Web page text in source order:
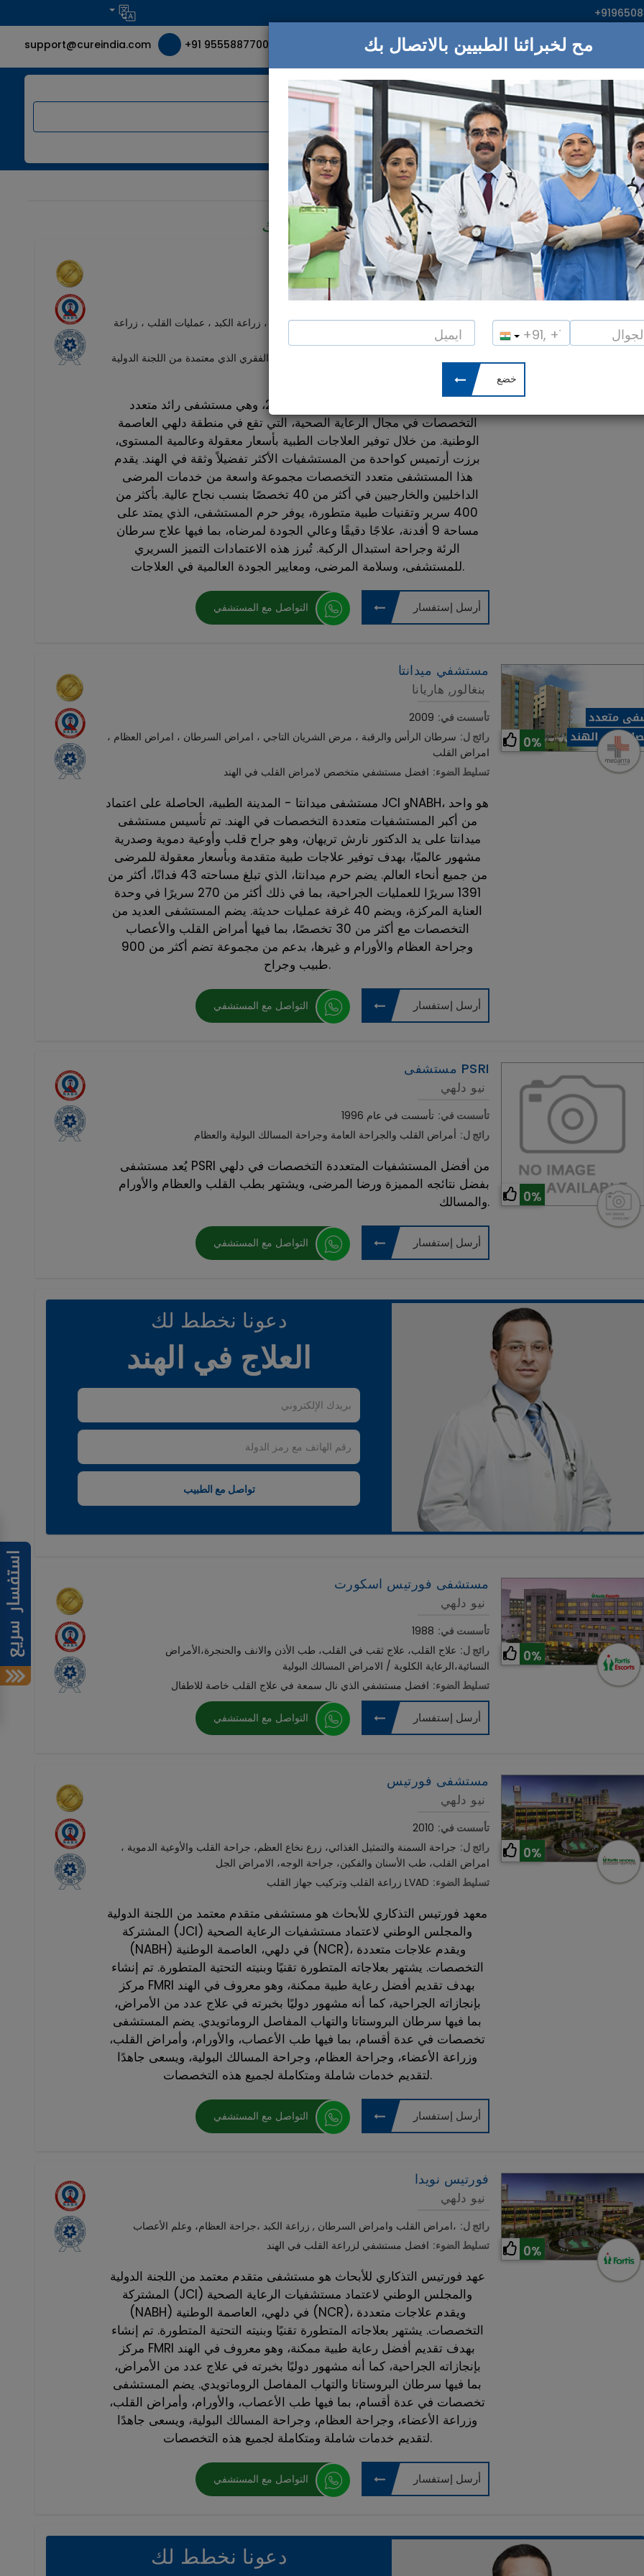
المستشفيات خدمات support@cureindia.com +91 9555887700
:اناابحث
نيو دلهي سيفاناندا يوغا فيدانتا
مبروك!29المستشفيات تلبية الاحتياجات الخاصة بك
0%
مستشفي ارتيمس
بنغالور, دهلي
تأسست في: 2007
رائج ل: جراحة التجميل ، علاج العظام ، علاج السرطن ، زراعة الكبد ، عمليات القلب ، زراعة
افضل مستشفي لعلاج العظام والعامود الفقري الذي معتمدة من اللجنة الدولية
المشتركة
تأسست مستشفيات أرتميس عام 2007، وهي مستشفى رائد متعدد
التخصصات في مجال الرعاية الصحية، التي تقع في منطقة دلهي العاصمة
الوطنية. من خلال توفير العلاجات الطبية بأسعار معقولة وعالمية المستوى،
برزت أرتميس كواحدة من المستشفيات الأكثر تفضيلاً وثقة في الهند. يقدم
هذا المستشفى متعدد التخصصات مجموعة واسعة من خدمات المرضى
الداخليين والخارجيين في أكثر من 40 تخصصًا بنسب نجاح عالية. بأكثر من
400 سرير وتقنيات طبية متطورة، يوفر حرم المستشفى، الذي يمتد على
مساحة 9 أفدنة، علاجًا دقيقًا وعالي الجودة لمرضاه، بما فيها علاج سرطان
الرئة وجراحة استبدال الركبة. تُبرز هذه الاعتمادات التميز السريري
للمستشفى، وسلامة المرضى، ومعايير الجودة العالمية في العلاجات.
التواصل مع المستشفي أرسل إستفسار
0%
مستشفي ميدانتا
بنغالور, هاريانا
تأسست في: 2009
رائج ل: سرطان الرأس والرقبة ، مرض الشريان التاجي ، امراض السرطان ، امراض العظام ،
امراض القلب
تسليط الضوء: افضل مستشفي متخصص لامراض القلب في الهند
مستشفى ميدانتا - المدينة الطبية، الحاصلة على اعتماد JCI وNABH، هو واحد
من أكبر المستشفيات متعددة التخصصات في الهند. تم تأسيس مستشفى
ميدانتا على يد الدكتور نارش تريهان، وهو جراح قلب وأوعية دموية وصدرية
مشهور عالميًا، بهدف توفير علاجات طبية متقدمة وبأسعار معقولة للمرضى
من جميع أنحاء العالم. يضم حرم ميدانتا، الذي تبلغ مساحته 43 فدانًا، أكثر من
1391 سريرًا للعمليات الجراحية، بما في ذلك أكثر من 270 سريرًا في وحدة
العناية المركزة، ويضم 40 غرفة عمليات حديثة. يضم المستشفى العديد من
التخصصات مع أكثر من 30 تخصصًا، بما فيها أمراض القلب والأعصاب
وجراحة العظام والأورام و غيرها، بدعم من مجموعة تضم أكثر من 900
طبيب وجراح.
التواصل مع المستشفي أرسل إستفسار
0%
مستشفى PSRI
نيو دلهي
تأسست في: تأسست في عام 1996
رائج ل: أمراض القلب والجراحة العامة وجراحة المسالك البولية والعظام
يُعد مستشفى PSRI من أفضل المستشفيات المتعددة التخصصات في دلهي
بفضل نتائجه المميزة ورضا المرضى، ويشتهر بطب القلب والعظام والأورام
والمسالك.
التواصل مع المستشفي أرسل إستفسار
دعونا نخطط لك
العلاج في الهند
0%
مستشفى فورتيس اسكورت
نيو دلهي
تأسست في: 1988
رائج ل: علاج القلب، علاج ثقب في القلب، طب الأذن والانف والحنجرة،الأمراض
النسائية،الرعاية الكلوية / الامراض المسالك البولية
تسليط الضوء: افضل مستشفي الذي نال سمعة في علاج القلب خاصة للاطفال
التواصل مع المستشفي أرسل إستفسار
0%
مستشفى فورتيس
نيو دلهي
تأسست في: 2010
رائج ل: جراحة السمنة والتمثيل الغذائي، زرع نخاع العظم، جراحة القلب والأوعية الدموية ،
امراض القلب، طب الأسنان والفكين، جراحة الوجه، الامراض الجل
تسليط الضوء: زراعة القلب وتركيب جهاز القلب LVAD
معهد فورتيس التذكاري للأبحاث هو مستشفى متقدم معتمد من اللجنة الدولية
المشتركة (JCI) والمجلس الوطني لاعتماد مستشفيات الرعاية الصحية
(NABH) في دلهي، العاصمة الوطنية (NCR)، ويقدم علاجات متعددة
التخصصات. يشتهر بعلاجاته المتطورة تقنيًا وبنيته التحتية المتطورة. تم إنشاء
مركز FMRI بهدف تقديم أفضل رعاية طبية ممكنة، وهو معروف في الهند
بإنجازاته الجراحية، كما أنه مشهور دوليًا بخبرته في علاج عدد من الأمراض،
بما فيها سرطان البروستاتا والتهاب المفاصل الروماتويدي. يضم المستشفى
تخصصات في عدة أقسام، بما فيها طب الأعصاب، والأورام، وأمراض القلب،
وزراعة الأعضاء، وجراحة العظام، وجراحة المسالك البولية، ويسعى جاهدًا
لتقديم خدمات شاملة ومتكاملة لجميع هذه التخصصات.
التواصل مع المستشفي أرسل إستفسار
0%
فورتيس نويدا
نيو دلهي
رائج ل: امراض القلب وامراض السرطان , زراعة الكبد ،جراحة العظام، وعلم الأعصاب،
تسليط الضوء: افضل مستشفي لزراعة القلب في الهند
عهد فورتيس التذكاري للأبحاث هو مستشفى متقدم معتمد من اللجنة الدولية
المشتركة (JCI) والمجلس الوطني لاعتماد مستشفيات الرعاية الصحية
(NABH) في دلهي، العاصمة الوطنية (NCR)، ويقدم علاجات متعددة
التخصصات. يشتهر بعلاجاته المتطورة تقنيًا وبنيته التحتية المتطورة. تم إنشاء
مركز FMRI بهدف تقديم أفضل رعاية طبية ممكنة، وهو معروف في الهند
بإنجازاته الجراحية، كما أنه مشهور دوليًا بخبرته في علاج عدد من الأمراض،
بما فيها سرطان البروستاتا والتهاب المفاصل الروماتويدي. يضم المستشفى
تخصصات في عدة أقسام، بما فيها طب الأعصاب، والأورام، وأمراض القلب،
وزراعة الأعضاء، وجراحة العظام، وجراحة المسالك البولية، ويسعى جاهدًا
لتقديم خدمات شاملة ومتكاملة لجميع هذه التخصصات.
التواصل مع المستشفي أرسل إستفسار
دعونا نخطط لك